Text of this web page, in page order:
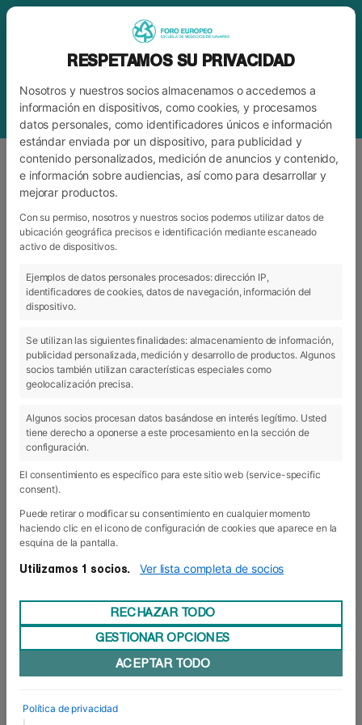
ETIQUETAGRADUACIÓN ALUMNOS
GRADO
ARCHIVO CATEGORÍAS
29 Jun 2016
Graduación de los alumnos de Grado
laboral cuenta con dieciocho profesionales más
RESPETAMOS SU PRIVACIDAD
Nosotros y nuestros socios almacenamos o accedemos a
información en dispositivos, como cookies, y procesamos
datos personales, como identificadores únicos e información
estándar enviada por un dispositivo, para publicidad y
contenido personalizados, medición de anuncios y contenido,
e información sobre audiencias, así como para desarrollar y
mejorar productos.
Con su permiso, nosotros y nuestros socios podemos utilizar datos de
ubicación geográfica precisos e identificación mediante escaneado
activo de dispositivos.
Ejemplos de datos personales procesados: dirección IP,
identificadores de cookies, datos de navegación, información del
dispositivo.
Se utilizan las siguientes finalidades: almacenamiento de información,
publicidad personalizada, medición y desarrollo de productos. Algunos
socios también utilizan características especiales como
geolocalización precisa.
Algunos socios procesan datos basándose en interés legítimo. Usted
tiene derecho a oponerse a este procesamiento en la sección de
configuración.
El consentimiento es específico para este sitio web (service-specific
consent).
Puede retirar o modificar su consentimiento en cualquier momento
haciendo clic en el icono de configuración de cookies que aparece en la
esquina de la pantalla.
Utilizamos 1 socios. Ver lista completa de socios
RECHAZAR TODO
GESTIONAR OPCIONES
ACEPTAR TODO
Política de privacidad